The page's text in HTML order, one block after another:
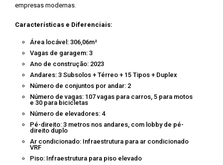
empresas modernas.
Características e Diferenciais:
Área locável: 306,06m²
Vagas de garagem: 3
Ano de construção: 2023
Andares: 3 Subsolos + Térreo + 15 Tipos + Duplex
Número de conjuntos por andar: 2
Número de vagas: 107 vagas para carros, 5 para motos
e 30 para bicicletas
Número de elevadores: 4
Pé-direito: 3 metros nos andares, com lobby de pé-
direito duplo
Ar condicionado: Infraestrutura para ar condicionado
VRF
Piso: Infraestrutura para piso elevado